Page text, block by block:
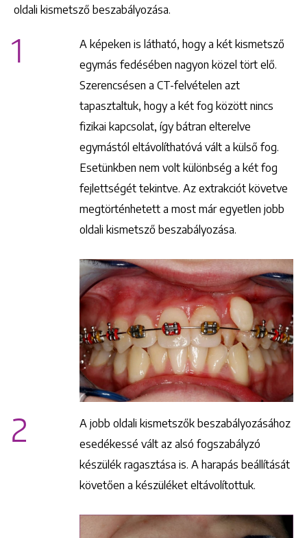
oldali kismetsző beszabályozása.
1
A képeken is látható, hogy a két kismetsző
egymás fedésében nagyon közel tört elő.
Szerencsésen a CT-felvételen azt
tapasztaltuk, hogy a két fog között nincs
fizikai kapcsolat, így bátran elterelve
egymástól eltávolíthatóvá vált a külső fog.
Esetünkben nem volt különbség a két fog
fejlettségét tekintve. Az extrakciót követve
megtörténhetett a most már egyetlen jobb
oldali kismetsző beszabályozása.
2
A jobb oldali kismetszők beszabályozásához
esedékessé vált az alsó fogszabályzó
készülék ragasztása is. A harapás beállítását
követően a készüléket eltávolítottuk.